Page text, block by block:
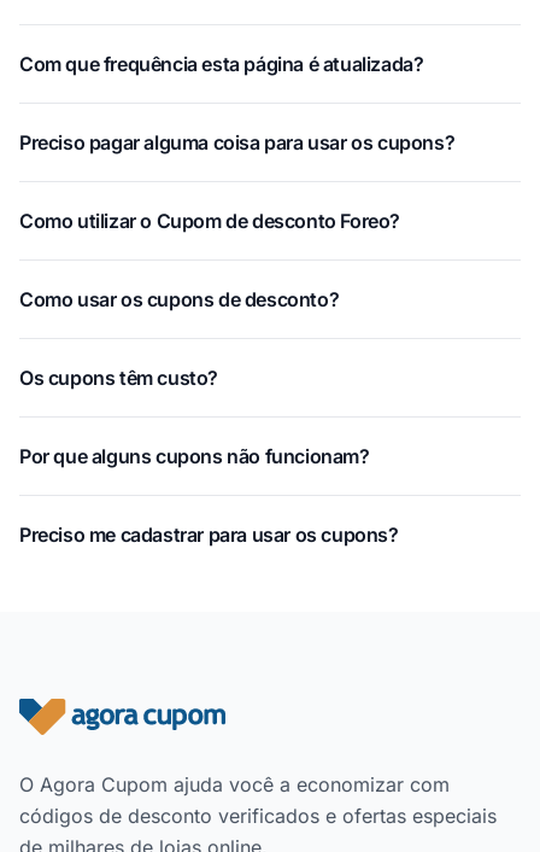
Com que frequência esta página é atualizada?
Preciso pagar alguma coisa para usar os cupons?
Como utilizar o Cupom de desconto Foreo?
Como usar os cupons de desconto?
Os cupons têm custo?
Por que alguns cupons não funcionam?
Preciso me cadastrar para usar os cupons?
Rodapé do site
O Agora Cupom ajuda você a economizar com
códigos de desconto verificados e ofertas especiais